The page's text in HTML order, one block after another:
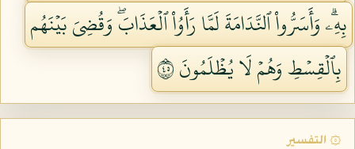
بِهِۦۗ وَأَسَرُّواْ ٱلنَّدَامَةَ لَمَّا رَأَوُاْ ٱلۡعَذَابَۖ وَقُضِيَ بَيۡنَهُم
بِٱلۡقِسۡطِ وَهُمۡ لَا يُظۡلَمُونَ ٥٤
۞ التفسير